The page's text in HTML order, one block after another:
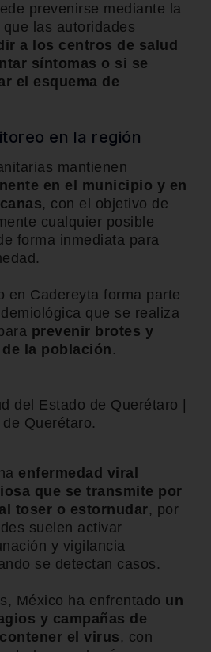
prevenirse mediante la
las autoridades
a los centros de salud
síntomas o si se
el esquema de
en la región
mantienen
en el municipio y en
, con el objetivo de
cualquier posible
forma inmediata para
en Cadereyta forma parte
que se realiza
prevenir brotes y
la población .
del Estado de Querétaro |
Querétaro.
enfermedad viral
que se transmite por
toser o estornudar, por
suelen activar
y vigilancia
se detectan casos.
México ha enfrentado un
y campañas de
el virus , con